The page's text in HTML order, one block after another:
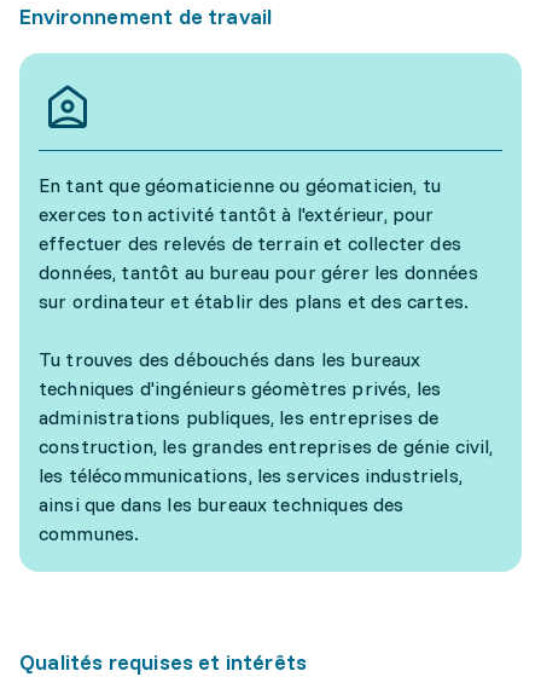
Environnement de travail
En tant que géomaticienne ou géomaticien, tu
exerces ton activité tantôt à l'extérieur, pour
effectuer des relevés de terrain et collecter des
données, tantôt au bureau pour gérer les données
sur ordinateur et établir des plans et des cartes.
Tu trouves des débouchés dans les bureaux
techniques d'ingénieurs géomètres privés, les
administrations publiques, les entreprises de
construction, les grandes entreprises de génie civil,
les télécommunications, les services industriels,
ainsi que dans les bureaux techniques des
communes.
Qualités requises et intérêts